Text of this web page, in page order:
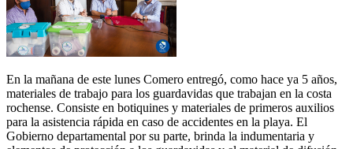
En la mañana de este lunes Comero entregó, como hace ya 5 años,
materiales de trabajo para los guardavidas que trabajan en la costa
rochense. Consiste en botiquines y materiales de primeros auxilios
para la asistencia rápida en caso de accidentes en la playa. El
Gobierno departamental por su parte, brinda la indumentaria y